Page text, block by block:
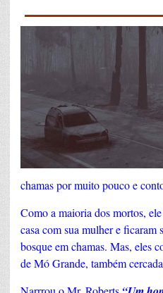
chamas por muito pouco e
Como a maioria dos mortos,
casa com sua mulher e ficaram
bosque em chamas. Mas, eles
de Mó Grande, também